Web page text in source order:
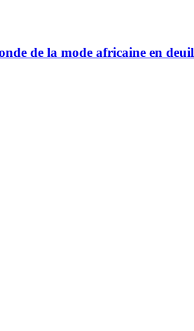
de la mode africaine en deuil